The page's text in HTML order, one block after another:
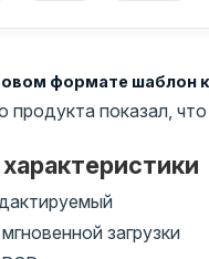
формате шаблон
продукта показал,
загрузки